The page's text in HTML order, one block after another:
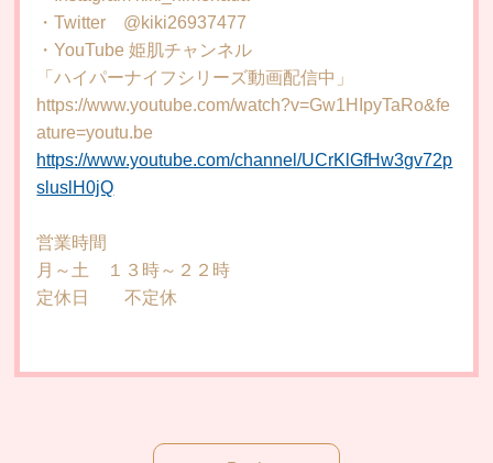
・Twitter @kiki26937477
・YouTube 姫肌チャンネル
「ハイパーナイフシリーズ動画配信中」
https://www.youtube.com/watch?v=Gw1HIpyTaRo&fe
ature=youtu.be
https://www.youtube.com/channel/UCrKlGfHw3gv72p
sluslH0jQ
営業時間
月～土 １３時～２２時
定休日 不定休